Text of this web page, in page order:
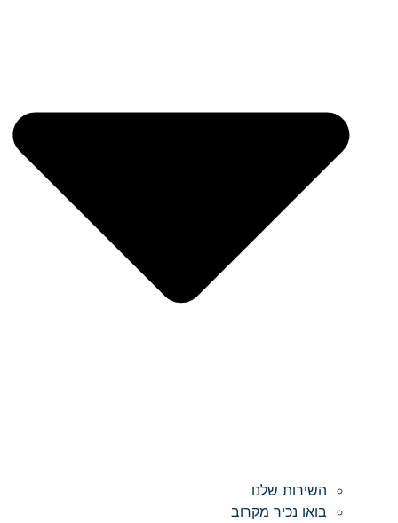
השירות שלנו
בואו נכיר מקרוב